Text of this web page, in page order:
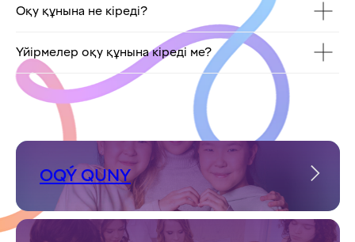
Оқу құнына не кіреді?
Үйірмелер оқу құнына кіреді ме?
OQÝ QUNY